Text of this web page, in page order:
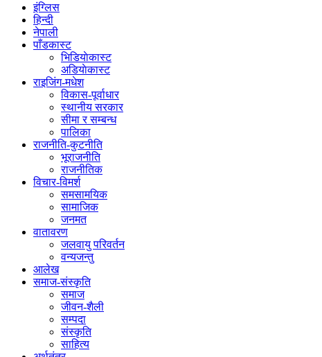
इंग्लिस
हिन्दी
नेपाली
पाँडकास्ट
भिडियाेकास्ट
अडियाेकास्ट
राइजिंग-मधेश
विकास-पूर्वाधार
स्थानीय सरकार
सीमा र सम्बन्ध
पालिका
राजनीति-कुटनीति
भूराजनीति
राजनीतिक
विचार-विमर्श
समसामयिक
सामाजिक
जनमत
वातावरण
जलवायु परिवर्तन
वन्यजन्तु
आलेख
समाज-संस्कृति
समाज
जीवन-शैली
सम्पदा
संस्कृति
साहित्य